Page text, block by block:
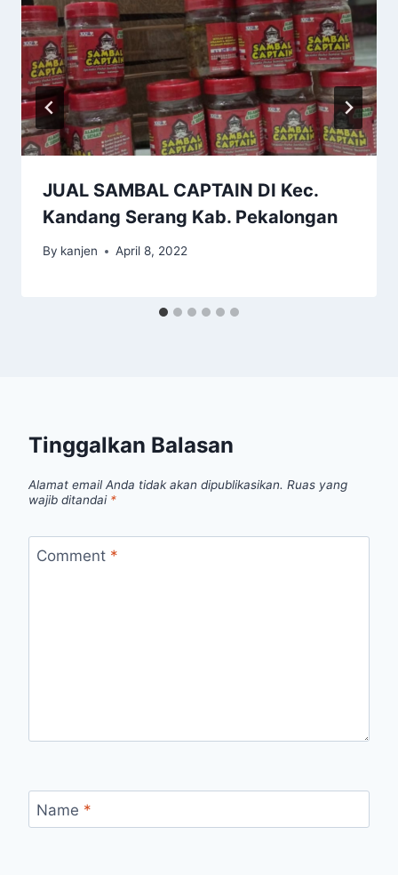
JUAL SAMBAL CAPTAIN DI Kec.
Kandang Serang Kab. Pekalongan
By kanjen April 8, 2022
Tinggalkan Balasan
Alamat email Anda tidak akan dipublikasikan. Ruas yang
wajib ditandai *
Comment *
Name *